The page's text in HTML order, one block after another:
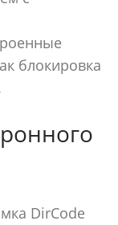
блокировка
DirCode